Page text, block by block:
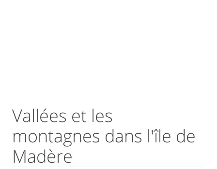
Vallées et les
montagnes dans l'île de
Madère